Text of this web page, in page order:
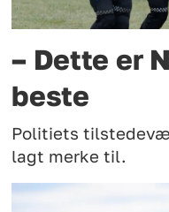
– Dette er
beste
Politiets
lagt merke til.